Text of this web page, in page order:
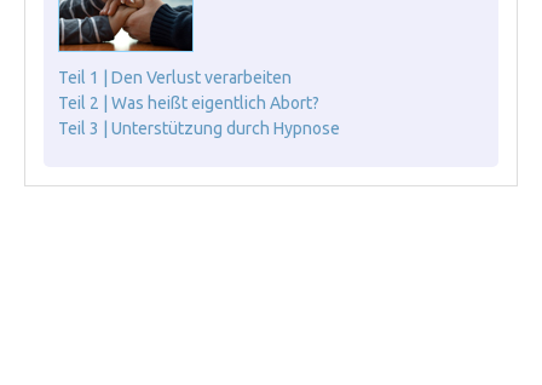
Teil 1 | Den Verlust verarbeiten
Teil 2 | Was heißt eigentlich Abort?
Teil 3 | Unterstützung durch Hypnose